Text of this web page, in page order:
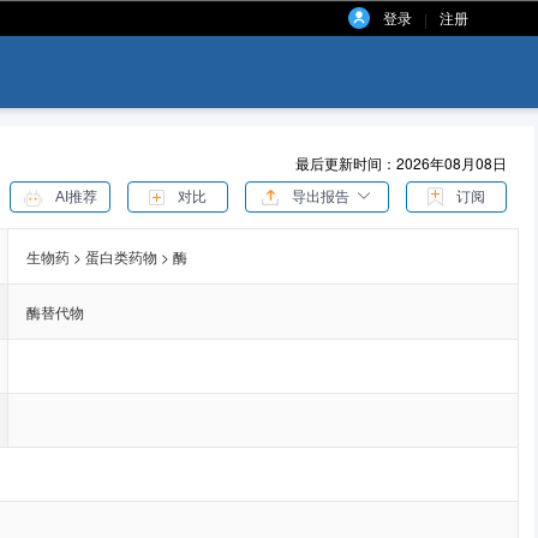
登录 | 注册
最后更新时间：2026年08月08日
AI推荐 对比 导出报告 订阅
生物药 > 蛋白类药物 > 酶
酶替代物